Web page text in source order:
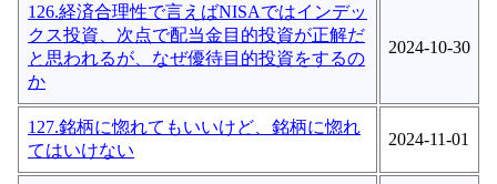
126.経済合理性で言えばNISAではインデッ
クス投資、次点で配当金目的投資が正解だ
と思われるが、なぜ優待目的投資をするの
か
2024-10-30
127.銘柄に惚れてもいいけど、銘柄に惚れ
てはいけない
2024-11-01